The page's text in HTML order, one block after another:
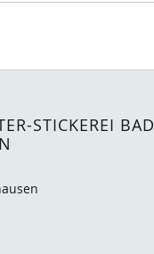
STICKEREI BAD